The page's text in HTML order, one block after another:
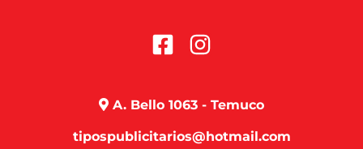
A. Bello 1063 - Temuco
tipospublicitarios@hotmail.com